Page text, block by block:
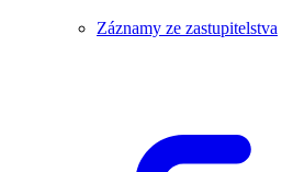
Záznamy ze zastupitelstva